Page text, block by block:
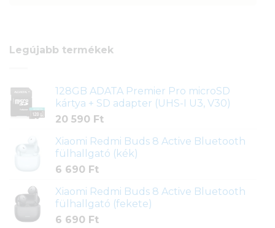
Legújabb termékek
128GB ADATA Premier Pro microSD
kártya + SD adapter (UHS-I U3, V30)
20 590 Ft
Xiaomi Redmi Buds 8 Active Bluetooth
fülhallgató (kék)
6 690 Ft
Xiaomi Redmi Buds 8 Active Bluetooth
fülhallgató (fekete)
6 690 Ft